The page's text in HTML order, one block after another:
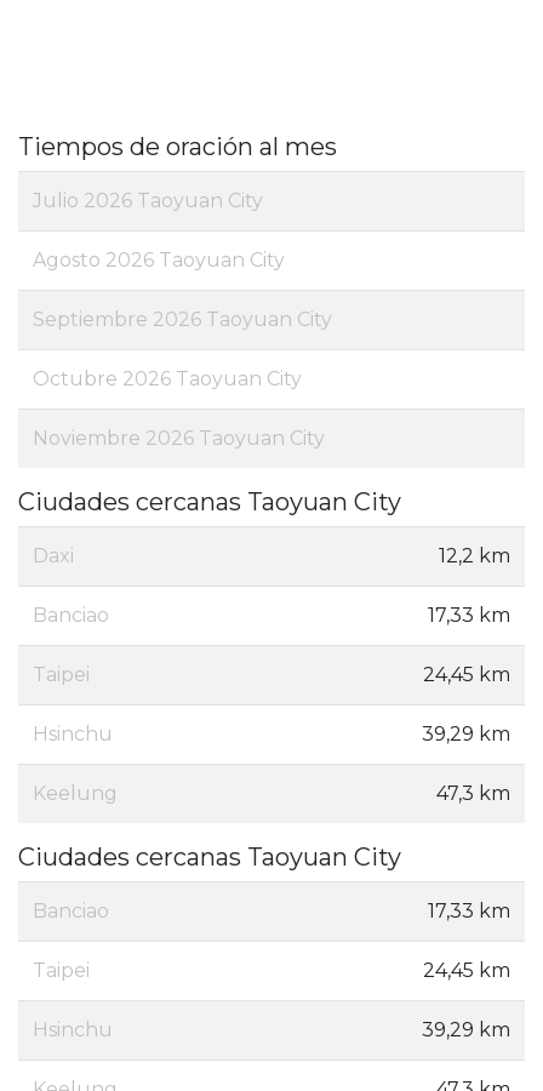
Tiempos de oración al mes
Julio 2026 Taoyuan City
Agosto 2026 Taoyuan City
Septiembre 2026 Taoyuan City
Octubre 2026 Taoyuan City
Noviembre 2026 Taoyuan City
Ciudades cercanas Taoyuan City
Daxi 12,2 km
Banciao 17,33 km
Taipei 24,45 km
Hsinchu 39,29 km
Keelung 47,3 km
Ciudades cercanas Taoyuan City
Banciao 17,33 km
Taipei 24,45 km
Hsinchu 39,29 km